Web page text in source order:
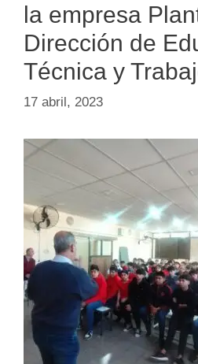
la empresa
Dirección de
Técnica y
17 abril, 2023